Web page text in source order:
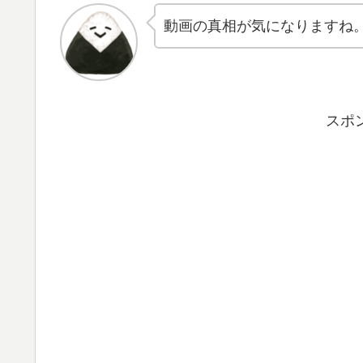
動画の真相が気になりますね。
スポ